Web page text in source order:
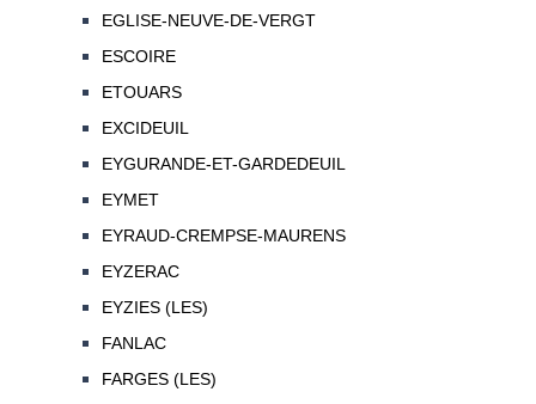
EGLISE-NEUVE-DE-VERGT
ESCOIRE
ETOUARS
EXCIDEUIL
EYGURANDE-ET-GARDEDEUIL
EYMET
EYRAUD-CREMPSE-MAURENS
EYZERAC
EYZIES (LES)
FANLAC
FARGES (LES)